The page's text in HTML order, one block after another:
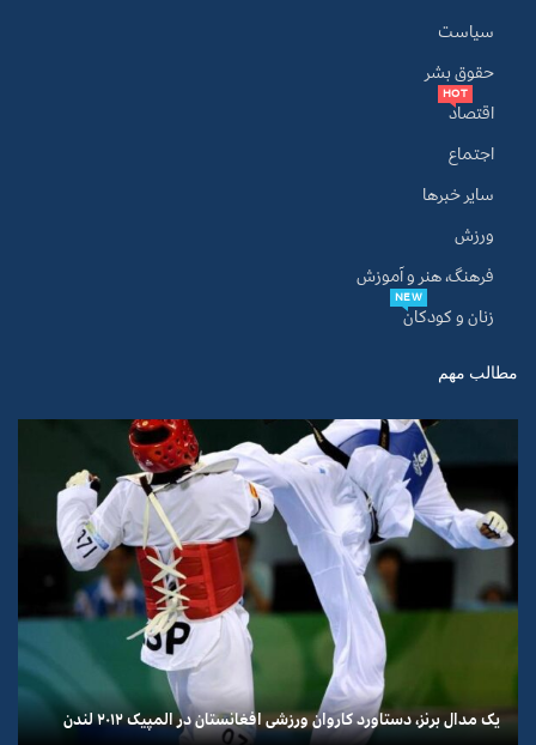
سیاست
حقوق بشر
اقتصاد
HOT
اجتماع
سایر خبرها
ورزش
فرهنگ، هنر و آموزش
زنان و کودکان
NEW
مطالب مهم
یک مدال برنز، دستاورد کاروان ورزشی افغانستان در المپیک ۲۰۱۲ لندن